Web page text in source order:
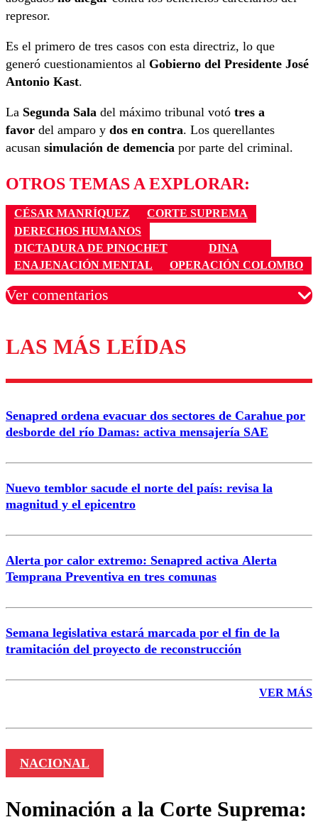
represor.
Es el primero de tres casos con esta directriz, lo que
generó cuestionamientos al Gobierno del Presidente José
Antonio Kast.
La Segunda Sala del máximo tribunal votó tres a
favor del amparo y dos en contra. Los querellantes
acusan simulación de demencia por parte del criminal.
OTROS TEMAS A EXPLORAR:
CÉSAR MANRÍQUEZ
CORTE SUPREMA
DERECHOS HUMANOS
DICTADURA DE PINOCHET
DINA
ENAJENACIÓN MENTAL
OPERACIÓN COLOMBO
Ver comentarios
Los comentarios son moderados para garantizar un
diálogo respetuoso.
Nombre
Correo
LAS MÁS LEÍDAS
Senapred ordena evacuar dos sectores de Carahue por
desborde del río Damas: activa mensajería SAE
Nuevo temblor sacude el norte del país: revisa la
magnitud y el epicentro
Alerta por calor extremo: Senapred activa Alerta
Temprana Preventiva en tres comunas
Semana legislativa estará marcada por el fin de la
tramitación del proyecto de reconstrucción
VER MÁS
NACIONAL
Nominación a la Corte Suprema: